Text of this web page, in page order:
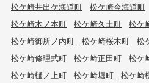
松ケ崎井出ケ海道町
松ケ崎今海道町
松ケ崎木ノ本町
松ケ崎久土町 松ケ
松ケ崎御所ノ内町
松ケ崎桜木町 松
松ケ崎修理式町
松ケ崎正田町 松ケ
松ケ崎樋ノ上町
松ケ崎堀町 松ケ崎